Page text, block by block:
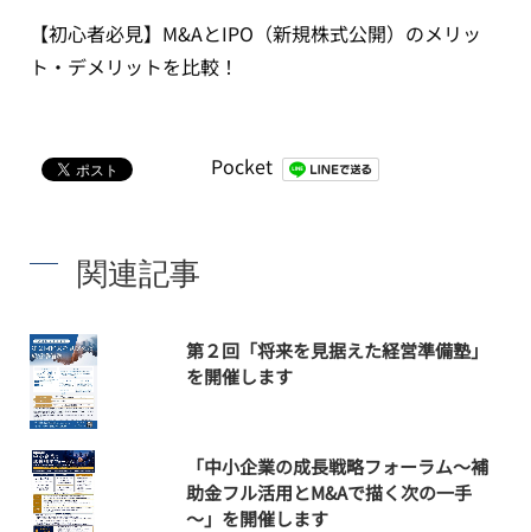
【初心者必見】M&AとIPO（新規株式公開）のメリッ
ト・デメリットを比較！
Pocket
関連記事
第２回「将来を見据えた経営準備塾」
を開催します
「中小企業の成長戦略フォーラム～補
助金フル活用とM&Aで描く次の一手
～」を開催します